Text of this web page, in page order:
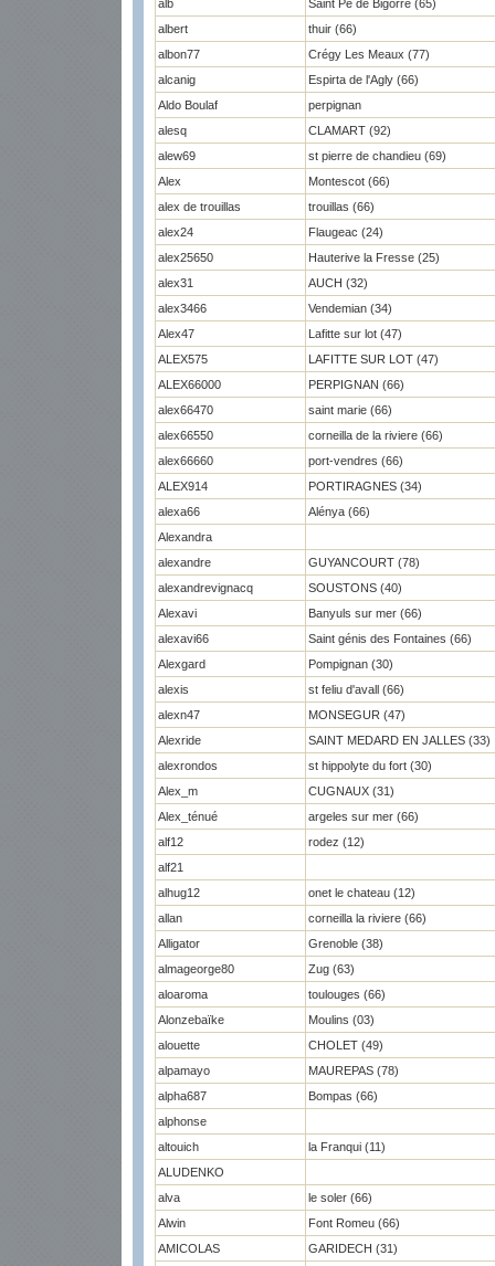
alb
Saint Pé de Bigorre (65)
albert
thuir (66)
albon77
Crégy Les Meaux (77)
alcanig
Espirta de l'Agly (66)
Aldo Boulaf
perpignan
alesq
CLAMART (92)
alew69
st pierre de chandieu (69)
Alex
Montescot (66)
alex de trouillas
trouillas (66)
alex24
Flaugeac (24)
alex25650
Hauterive la Fresse (25)
alex31
AUCH (32)
alex3466
Vendemian (34)
Alex47
Lafitte sur lot (47)
ALEX575
LAFITTE SUR LOT (47)
ALEX66000
PERPIGNAN (66)
alex66470
saint marie (66)
alex66550
corneilla de la riviere (66)
alex66660
port-vendres (66)
ALEX914
PORTIRAGNES (34)
alexa66
Alénya (66)
Alexandra
alexandre
GUYANCOURT (78)
alexandrevignacq
SOUSTONS (40)
Alexavi
Banyuls sur mer (66)
alexavi66
Saint génis des Fontaines (66)
Alexgard
Pompignan (30)
alexis
st feliu d'avall (66)
alexn47
MONSEGUR (47)
Alexride
SAINT MEDARD EN JALLES (33)
alexrondos
st hippolyte du fort (30)
Alex_m
CUGNAUX (31)
Alex_ténué
argeles sur mer (66)
alf12
rodez (12)
alf21
alhug12
onet le chateau (12)
allan
corneilla la riviere (66)
Alligator
Grenoble (38)
almageorge80
Zug (63)
aloaroma
toulouges (66)
Alonzebaïke
Moulins (03)
alouette
CHOLET (49)
alpamayo
MAUREPAS (78)
alpha687
Bompas (66)
alphonse
altouich
la Franqui (11)
ALUDENKO
alva
le soler (66)
Alwin
Font Romeu (66)
AMICOLAS
GARIDECH (31)